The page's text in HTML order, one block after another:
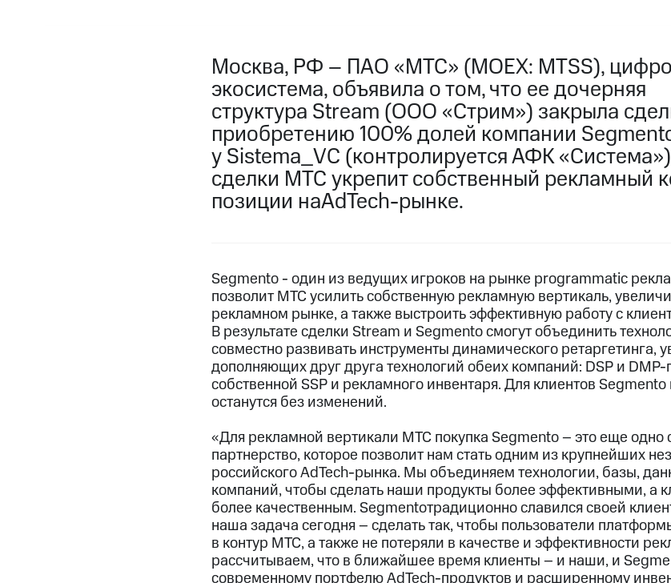
Москва, РФ – ПАО «МТС» (MOEX: MTSS),
экосистема, объявила о том, что ее дочерняя
структура Stream (ООО «Стрим») закрыла
приобретению 100% долей компании
у Sistema_VC (контролируется АФК
сделки МТС укрепит собственный рекламный
позиции наAdTech-рынке.
Segmento - один из ведущих игроков на рынке programmatic
позволит МТС усилить собственную рекламную вертикаль,
рекламном рынке, а также выстроить эффективную работу с
В результате сделки Stream и Segmento смогут объединить
совместно развивать инструменты динамического ретаргетинга,
дополняющих друг друга технологий обеих компаний: DSP и
собственной SSP и рекламного инвентаря. Для клиентов
останутся без изменений.
«Для рекламной вертикали МТС покупка Segmento – это еще одно
партнерство, которое позволит нам стать одним из крупнейших
российского AdTech-рынка. Мы объединяем технологии, базы,
компаний, чтобы сделать наши продукты более эффективными, а
более качественным. Segmentoтрадиционно славился своей
наша задача сегодня – сделать так, чтобы пользователи
в контур МТС, а также не потеряли в качестве и эффективности
рассчитываем, что в ближайшее время клиенты – и наши, и